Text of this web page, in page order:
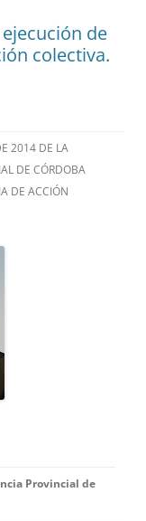
de
colectiva.
2014 DE LA
DE CÓRDOBA
DE ACCIÓN
Provincial de